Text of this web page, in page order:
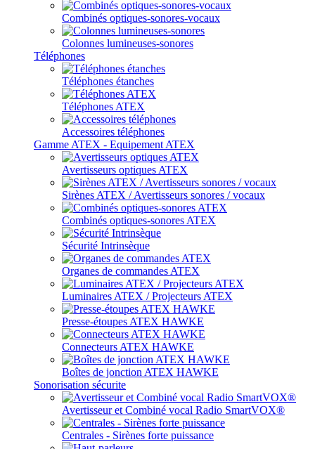
Combinés optiques-sonores-vocaux
Colonnes lumineuses-sonores
Téléphones
Téléphones étanches
Téléphones ATEX
Accessoires téléphones
Gamme ATEX - Equipement ATEX
Avertisseurs optiques ATEX
Sirènes ATEX / Avertisseurs sonores / vocaux
Combinés optiques-sonores ATEX
Sécurité Intrinsèque
Organes de commandes ATEX
Luminaires ATEX / Projecteurs ATEX
Presse-étoupes ATEX HAWKE
Connecteurs ATEX HAWKE
Boîtes de jonction ATEX HAWKE
Sonorisation sécurite
Avertisseur et Combiné vocal Radio SmartVOX®
Centrales - Sirènes forte puissance